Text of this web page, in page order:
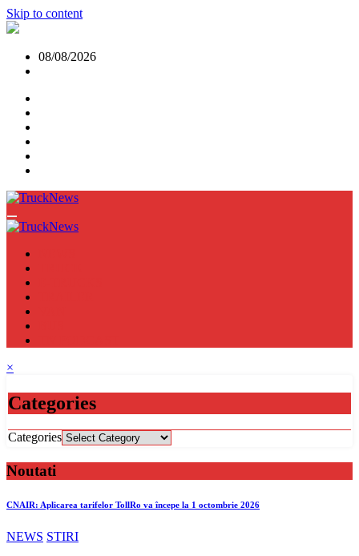
Skip to content
08/08/2026
×
Categories
Categories
Noutati
CNAIR: Aplicarea tarifelor TollRo va începe la 1 octombrie 2026
NEWS STIRI